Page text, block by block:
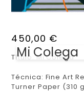
Mi Colega
450,00 €
Título: Mi Colega
Técnica: Fine Art
Turner Paper (310